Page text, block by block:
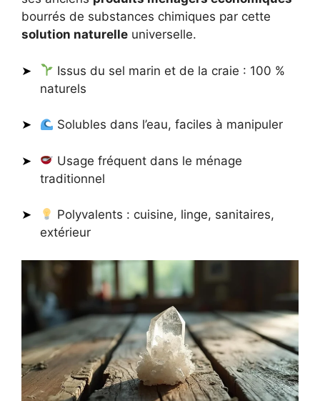
bourrés de substances chimiques par cette
solution naturelle universelle.
Issus du sel marin et de la craie : 100 %
naturels
Solubles dans l’eau, faciles à manipuler
Usage fréquent dans le ménage
traditionnel
Polyvalents : cuisine, linge, sanitaires,
extérieur